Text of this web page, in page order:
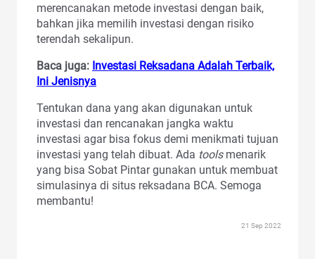
merencanakan metode investasi dengan baik,
bahkan jika memilih investasi dengan risiko
terendah sekalipun.
Baca juga: Investasi Reksadana Adalah Terbaik,
Ini Jenisnya
Tentukan dana yang akan digunakan untuk
investasi dan rencanakan jangka waktu
investasi agar bisa fokus demi menikmati tujuan
investasi yang telah dibuat. Ada tools menarik
yang bisa Sobat Pintar gunakan untuk membuat
simulasinya di situs reksadana BCA. Semoga
membantu!
21 Sep 2022